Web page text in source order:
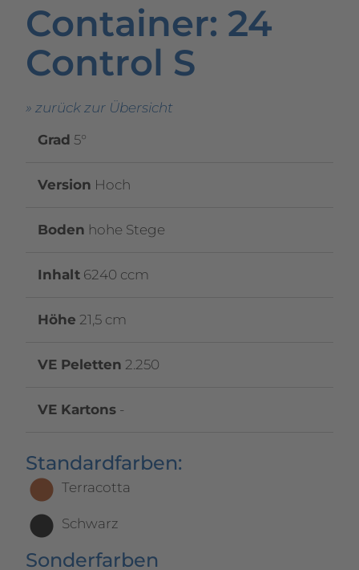
Container: 24
Control S
» zurück zur Übersicht
Grad 5°
Version Hoch
Boden hohe Stege
Inhalt 6240 ccm
Höhe 21,5 cm
VE Peletten 2.250
VE Kartons -
Standardfarben:
Terracotta
Schwarz
Sonderfarben